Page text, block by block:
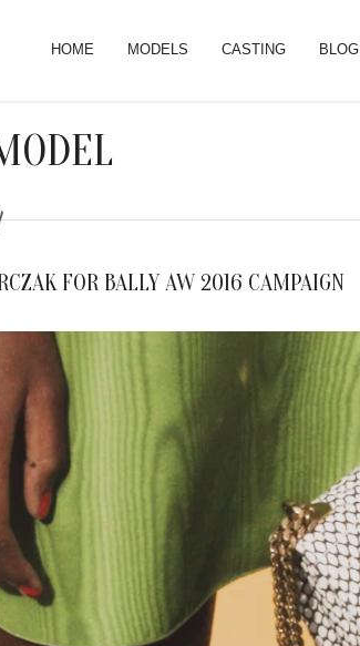
HOME MODELS CASTING BLOG
FOR BALLY AW 2016 CAMPAIGN